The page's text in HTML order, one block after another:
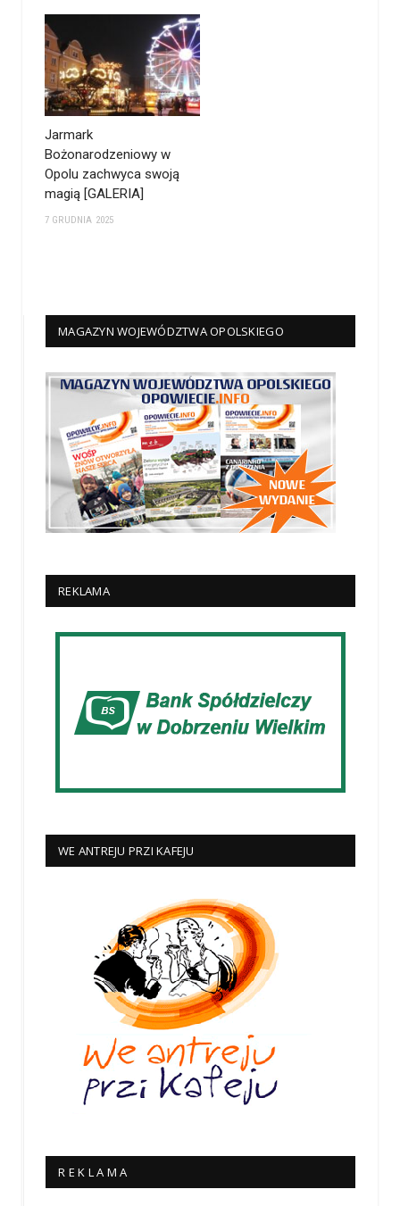
Jarmark
Bożonarodzeniowy w
Opolu zachwyca swoją
magią [GALERIA]
7 GRUDNIA 2025
MAGAZYN WOJEWÓDZTWA OPOLSKIEGO
REKLAMA
WE ANTREJU PRZI KAFEJU
R E K L A M A